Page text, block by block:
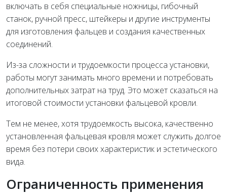
включать в себя специальные ножницы, гибочный
станок, ручной пресс, штейкеры и другие инструменты
для изготовления фальцев и создания качественных
соединений.
Из-за сложности и трудоемкости процесса установки,
работы могут занимать много времени и потребовать
дополнительных затрат на труд. Это может сказаться на
итоговой стоимости установки фальцевой кровли.
Тем не менее, хотя трудоемкость высока, качественно
установленная фальцевая кровля может служить долгое
время без потери своих характеристик и эстетического
вида.
Ограниченность применения